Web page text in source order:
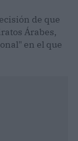
de que
Árabes,
en el que